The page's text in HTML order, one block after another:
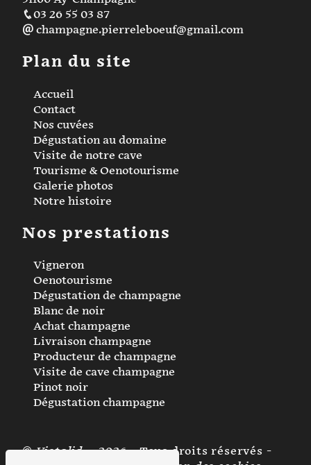
03 26 55 03 87
champagne.pierreleboeuf@gmail.com
Plan du site
Accueil
Contact
Nos cuvées
Dégustation au domaine
Visite de notre cave
Tourisme & Oenotourisme
Galerie photos
Notre histoire
Nos prestations
Vigneron
Oenotourisme
Dégustation de champagne
Blanc de noir
Achat champagne
Livraison champagne
Producteur de champagne
Visite de cave champagne
Pinot noir
Dégustation champagne
©Vistalid- 2026 - Tous droits réservés -